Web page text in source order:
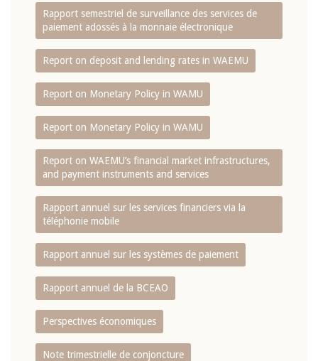
Rapport semestriel de surveillance des services de
paiement adossés à la monnaie électronique
Report on deposit and lending rates in WAEMU
Report on Monetary Policy in WAMU
Report on Monetary Policy in WAMU
Report on WAEMU’s financial market infrastructures,
and payment instruments and services
Rapport annuel sur les services financiers via la
téléphonie mobile
Rapport annuel sur les systèmes de paiement
Rapport annuel de la BCEAO
Perspectives économiques
Note trimestrielle de conjoncture